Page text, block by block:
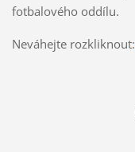
fotbalového oddílu.
Neváhejte rozkliknout: